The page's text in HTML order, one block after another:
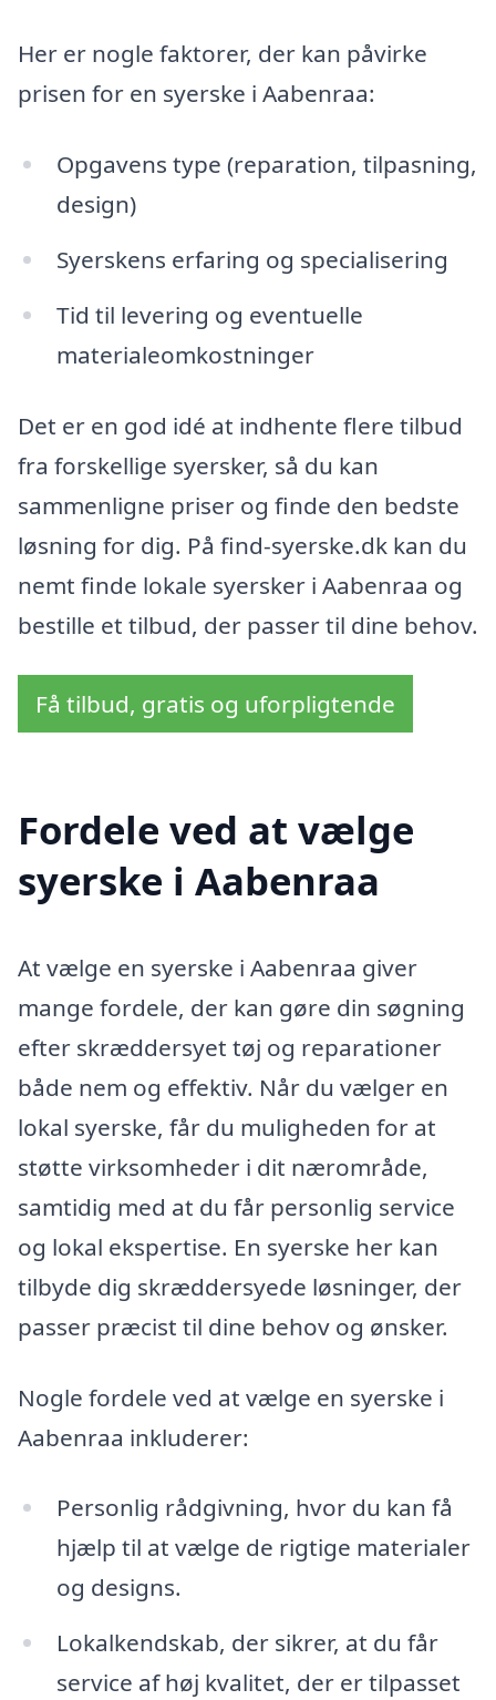
Her er nogle faktorer, der kan påvirke
prisen for en syerske i Aabenraa:
Opgavens type (reparation, tilpasning,
design)
Syerskens erfaring og specialisering
Tid til levering og eventuelle
materialeomkostninger
Det er en god idé at indhente flere tilbud
fra forskellige syersker, så du kan
sammenligne priser og finde den bedste
løsning for dig. På find-syerske.dk kan du
nemt finde lokale syersker i Aabenraa og
bestille et tilbud, der passer til dine behov.
Få tilbud, gratis og uforpligtende
Fordele ved at vælge
syerske i Aabenraa
At vælge en syerske i Aabenraa giver
mange fordele, der kan gøre din søgning
efter skræddersyet tøj og reparationer
både nem og effektiv. Når du vælger en
lokal syerske, får du muligheden for at
støtte virksomheder i dit nærområde,
samtidig med at du får personlig service
og lokal ekspertise. En syerske her kan
tilbyde dig skræddersyede løsninger, der
passer præcist til dine behov og ønsker.
Nogle fordele ved at vælge en syerske i
Aabenraa inkluderer:
Personlig rådgivning, hvor du kan få
hjælp til at vælge de rigtige materialer
og designs.
Lokalkendskab, der sikrer, at du får
service af høj kvalitet, der er tilpasset